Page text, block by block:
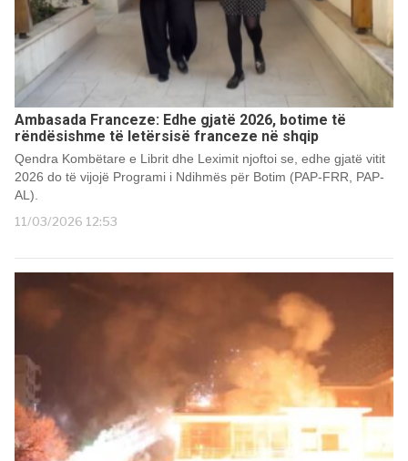
Ambasada Franceze: Edhe gjatë 2026, botime të
rëndësishme të letërsisë franceze në shqip
Qendra Kombëtare e Librit dhe Leximit njoftoi se, edhe gjatë vitit
2026 do të vijojë Programi i Ndihmës për Botim (PAP-FRR, PAP-
AL).
11/03/2026 12:53